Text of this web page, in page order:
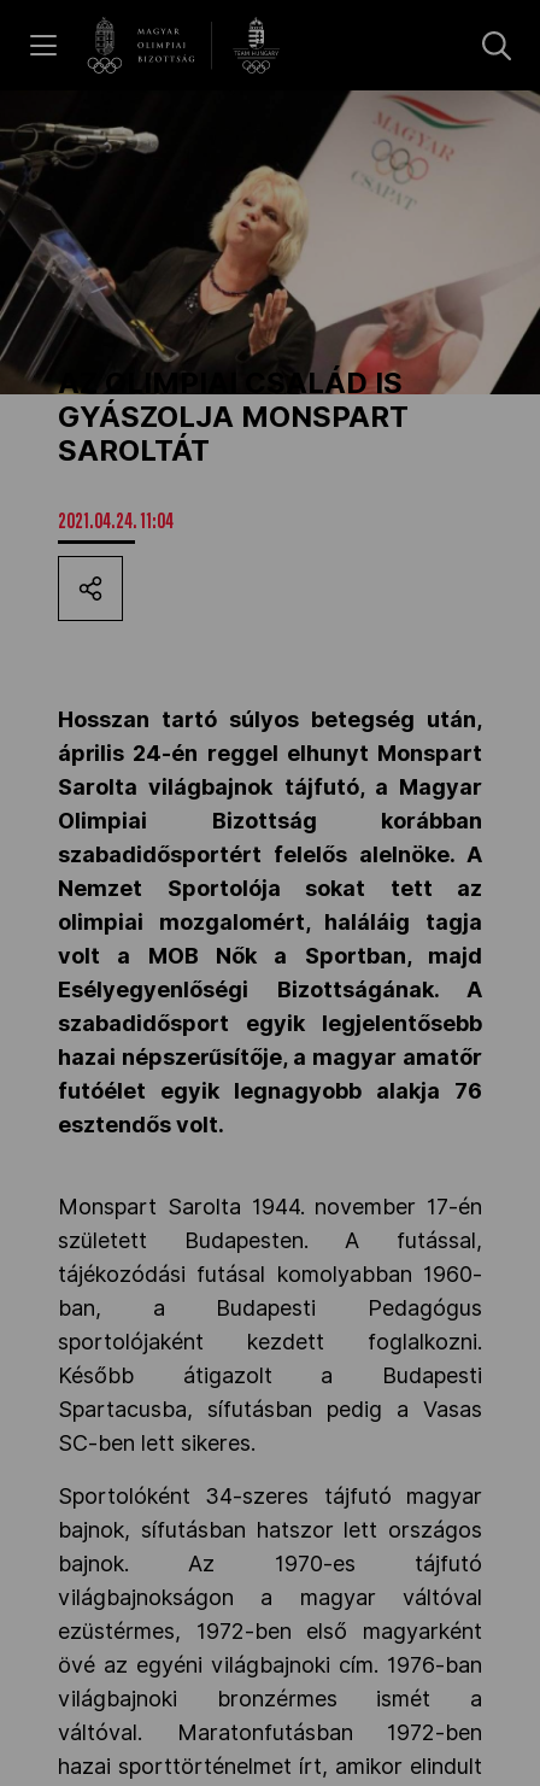
Hírek
Galéria
Dakar 2026
Los Angeles 2028
Kettőskarrier-program
Társszervezetek
OVEP
Adatbank
AZ OLIMPIAI CSALÁD IS
GYÁSZOLJA MONSPART
SAROLTÁT
2021.04.24. 11:04
Hosszan tartó súlyos betegség után,
április 24-én reggel elhunyt Monspart
Sarolta világbajnok tájfutó, a Magyar
Olimpiai Bizottság korábban
szabadidősportért felelős alelnöke. A
Nemzet Sportolója sokat tett az
olimpiai mozgalomért, haláláig tagja
volt a MOB Nők a Sportban, majd
Esélyegyenlőségi Bizottságának. A
szabadidősport egyik legjelentősebb
hazai népszerűsítője, a magyar amatőr
futóélet egyik legnagyobb alakja 76
esztendős volt.
Monspart Sarolta 1944. november 17-én
született Budapesten. A futással,
tájékozódási futásal komolyabban 1960-
ban, a Budapesti Pedagógus
sportolójaként kezdett foglalkozni.
Később átigazolt a Budapesti
Spartacusba, sífutásban pedig a Vasas
SC-ben lett sikeres.
Sportolóként 34-szeres tájfutó magyar
bajnok, sífutásban hatszor lett országos
bajnok. Az 1970-es tájfutó
világbajnokságon a magyar váltóval
ezüstérmes, 1972-ben első magyarként
övé az egyéni világbajnoki cím. 1976-ban
világbajnoki bronzérmes ismét a
váltóval. Maratonfutásban 1972-ben
hazai sporttörténelmet írt, amikor elindult